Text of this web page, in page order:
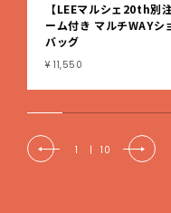
【LEEマルシェ20th別
ーム付き マルチWAYシ
バッグ
¥ 11,550
1 | 10